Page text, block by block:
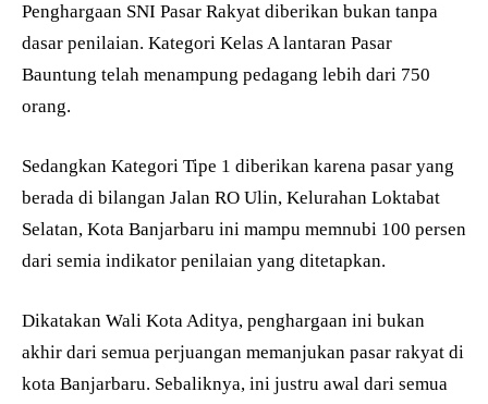
Penghargaan SNI Pasar Rakyat diberikan bukan tanpa
dasar penilaian. Kategori Kelas A lantaran Pasar
Bauntung telah menampung pedagang lebih dari 750
orang.
Sedangkan Kategori Tipe 1 diberikan karena pasar yang
berada di bilangan Jalan RO Ulin, Kelurahan Loktabat
Selatan, Kota Banjarbaru ini mampu memnubi 100 persen
dari semia indikator penilaian yang ditetapkan.
Dikatakan Wali Kota Aditya, penghargaan ini bukan
akhir dari semua perjuangan memanjukan pasar rakyat di
kota Banjarbaru. Sebaliknya, ini justru awal dari semua